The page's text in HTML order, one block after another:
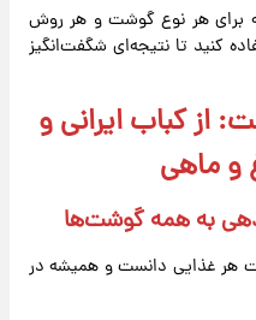
برای هر نوع گوشت و هر روش
کنید تا نتیجه‌ای شگفت‌انگیز
از کباب ایرانی و
و ماهی
هر غذایی دانست و همیشه در